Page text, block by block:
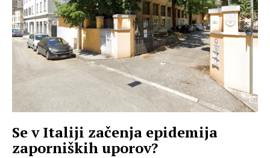
Se v Italiji začenja epidemija
zaporniških uporov?